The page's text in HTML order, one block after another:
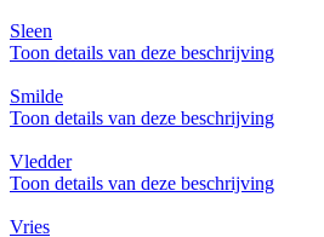
Sleen
Toon details van deze beschrijving
Smilde
Toon details van deze beschrijving
Vledder
Toon details van deze beschrijving
Vries